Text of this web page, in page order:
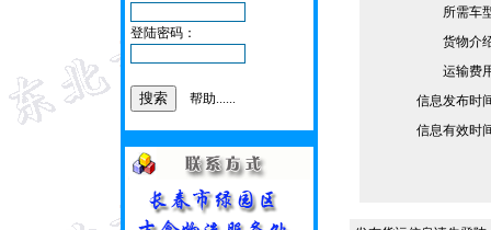
登陆密码：
帮助......
所需车
货物介
运输费
信息发布时
信息有效时